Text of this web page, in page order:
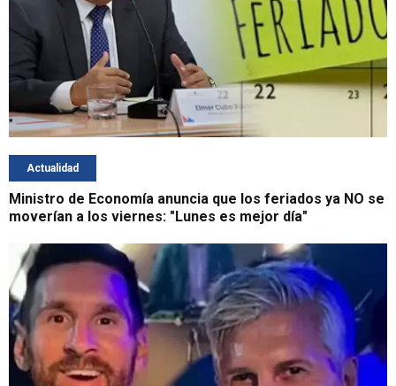
Actualidad
Ministro de Economía anuncia que los feriados ya NO se
moverían a los viernes: "Lunes es mejor día"